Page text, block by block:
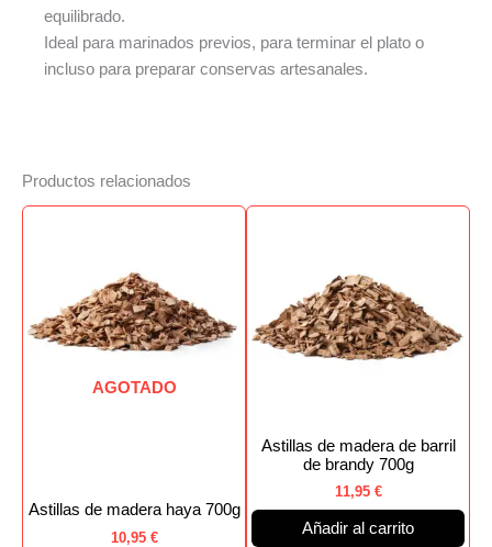
equilibrado.
Ideal para marinados previos, para terminar el plato o
incluso para preparar conservas artesanales.
Productos relacionados
AGOTADO
Astillas de madera haya 700g
10,95 €
Astillas de madera de barril
de brandy 700g
11,95 €
Añadir al carrito